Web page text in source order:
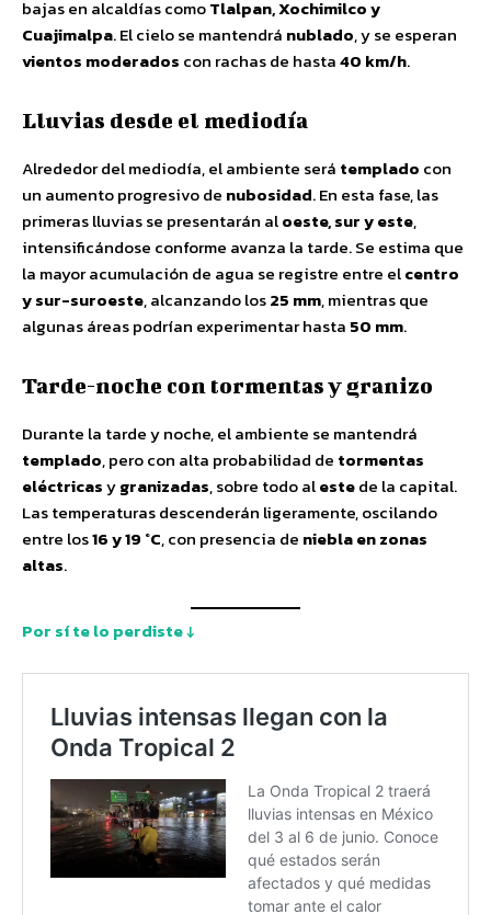
bajas en alcaldías comoTlalpan, Xochimilco y
Cuajimalpa. El cielo se mantendrá nublado, y se esperan
vientos moderados con rachas de hasta40 km/h.
Lluvias desde el mediodía
Alrededor del mediodía, el ambiente será templado con
un aumento progresivo de nubosidad. En esta fase, las
primeras lluvias se presentarán aloeste, sur y este,
intensificándose conforme avanza la tarde. Se estima que
la mayor acumulación de agua se registre entre elcentro
y sur-suroeste, alcanzando los25 mm, mientras que
algunas áreas podrían experimentar hasta 50 mm.
Tarde-noche con tormentas y granizo
Durante la tarde y noche, el ambiente se mantendrá
templado, pero con alta probabilidad de tormentas
eléctricasygranizadas, sobre todo alestede la capital.
Las temperaturas descenderán ligeramente, oscilando
entre los16 y 19 °C, con presencia de niebla en zonas
altas.
Por sí te lo perdiste ↓